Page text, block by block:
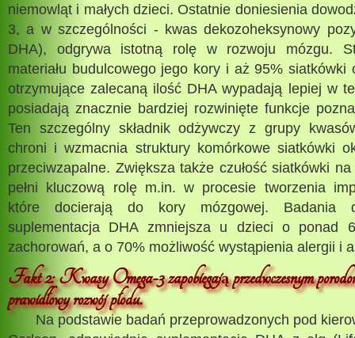
niemowląt i małych dzieci. Ostatnie doniesienia
3, a w szczególności - kwas dekozoheksynowy
DHA), odgrywa istotną rolę w rozwoju mózgu.
materiału budulcowego jego kory i aż 95% siatkówki
otrzymujące zalecaną ilość DHA wypadają lepiej w
posiadają znacznie bardziej rozwinięte funkcje
Ten szczególny składnik odżywczy z grupy
chroni i wzmacnia struktury komórkowe siatkówki
przeciwzapalne. Zwiększa także czułość siatkówki
pełni kluczową rolę m.in. w procesie tworzenia
które docierają do kory mózgowej. Badania
suplementacja DHA zmniejsza u dzieci o ponad
zachorowań, a o 70% możliwość wystąpienia alergii i
Fakt 2: Kwasy Omega-3 zapobiegająprzedwczesnym
prawidłowy rozwój płodu.
Na podstawie badań przeprowadzonych pod